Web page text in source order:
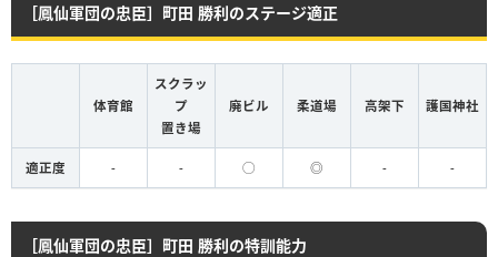
［鳳仙軍団の忠臣］町田 勝利のステージ適正
体育館
スクラッ
プ
置き場
廃ビル 柔道場 高架下 護国神社
適正度 - - ◯ ◎ - -
［鳳仙軍団の忠臣］町田 勝利の特訓能力